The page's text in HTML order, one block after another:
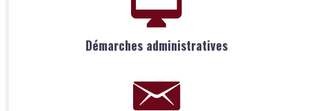
Démarches administratives